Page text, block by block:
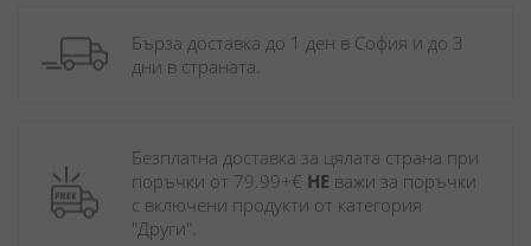
Бърза доставка до 1 ден в София и до 3
дни в страната.
Безплатна доставка за цялата страна при
поръчки от 79.99+€ НЕ важи за поръчки
с включени продукти от категория
"Други".